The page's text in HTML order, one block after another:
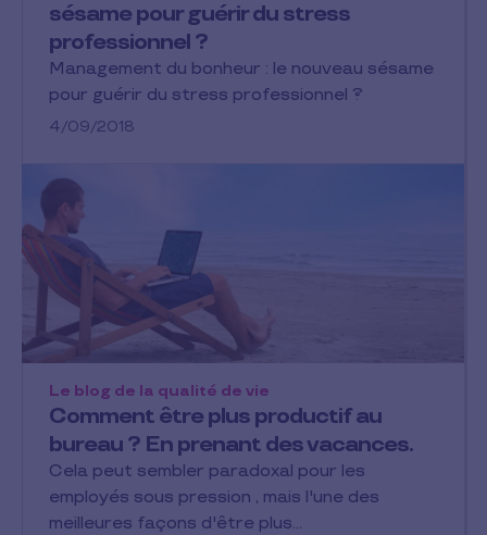
sésame pour guérir du stress
professionnel ?
Management du bonheur : le nouveau sésame
pour guérir du stress professionnel ?
4/09/2018
Comment être plus productif au
bureau ? En prenant des vacances.
Le blog de la qualité de vie
Cela peut sembler paradoxal pour les
employés sous pression , mais l'une des
meilleures façons d'être plus…